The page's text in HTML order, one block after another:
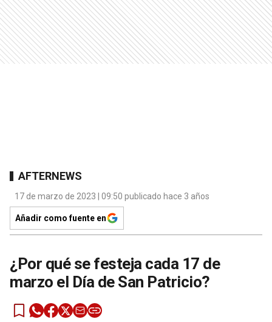
AFTERNEWS
17 de marzo de 2023 | 09:50 publicado hace 3 años
Añadir como fuente en
¿Por qué se festeja cada 17 de
marzo el Día de San Patricio?